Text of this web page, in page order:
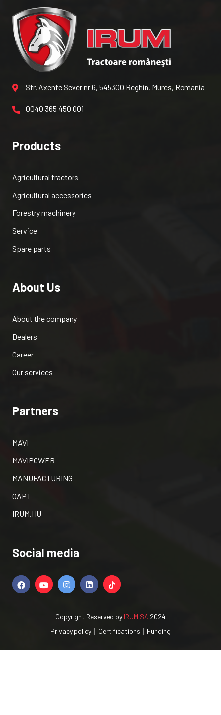
Str. Axente Sever nr 6, 545300 Reghin, Mures, Romania
0040 365 450 001
Products
Agricultural tractors
Agricultural accessories
Forestry machinery
Service
Spare parts
About Us
About the company
Dealers
Career
Our services
Partners
MAVI
MAVIPOWER
MANUFACTURING
OAPT
IRUM.HU
Social media
Copyright Reserved by IRUM SA 2024
Privacy policy
Certifications Funding